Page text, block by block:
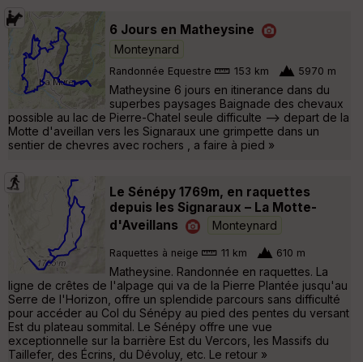
6 Jours en Matheysine
Monteynard
Randonnée Equestre 153 km 5970 m
Matheysine 6 jours en itinerance dans du
superbes paysages Baignade des chevaux
possible au lac de Pierre-Chatel seule difficulte --> depart de la
Motte d'aveillan vers les Signaraux une grimpette dans un
sentier de chevres avec rochers , a faire à pied »
Le Sénépy 1769m, en raquettes
depuis les Signaraux – La Motte-
d'Aveillans
Monteynard
Raquettes à neige 11 km 610 m
Matheysine. Randonnée en raquettes. La
ligne de crêtes de l'alpage qui va de la Pierre Plantée jusqu'au
Serre de l'Horizon, offre un splendide parcours sans difficulté
pour accéder au Col du Sénépy au pied des pentes du versant
Est du plateau sommital. Le Sénépy offre une vue
exceptionnelle sur la barrière Est du Vercors, les Massifs du
Taillefer, des Écrins, du Dévoluy, etc. Le retour »